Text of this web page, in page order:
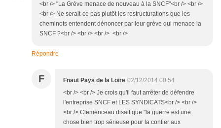
<br /> "La Gréve menace de nouveau à la SNCF"<br /> <br />
<br /> Ne serait-ce pas plutôt les restructurations que les
cheminots entendent dénoncer par leur grève qui menace la
SNCF ?<br /> <br /> <br /> <br />
Répondre
F Fnaut Pays de la Loire 02/12/2014 00:54
<br /> <br /> Je crois qu'il faut arrêter de défendre
l'entreprise SNCF et LES SYNDICATS<br /> <br />
<br /> Clemenceau disait que "la guerre est une
chose bien trop sérieuse pour la confier aux